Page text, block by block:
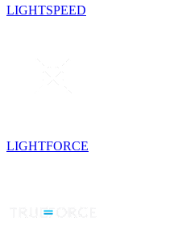
LIGHTSPEED
LIGHTFORCE